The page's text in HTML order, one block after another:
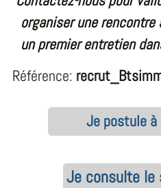
organiser une rencontre
un premier entretien
Référence:
Je postule
Je consulte